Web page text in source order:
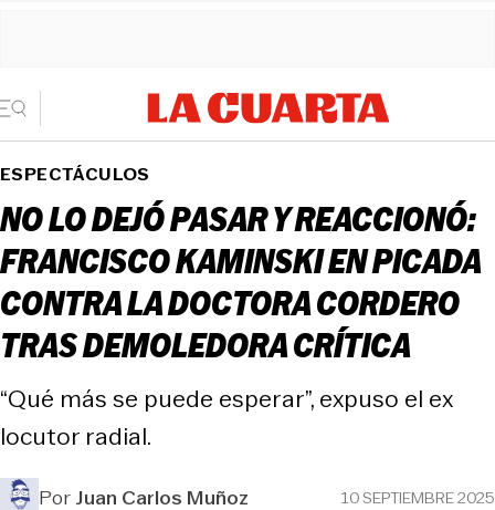
ESPECTÁCULOS
NO LO DEJÓ PASAR Y REACCIONÓ:
FRANCISCO KAMINSKI EN PICADA
CONTRA LA DOCTORA CORDERO
TRAS DEMOLEDORA CRÍTICA
“Qué más se puede esperar”, expuso el ex
locutor radial.
PorJuan Carlos Muñoz 10 SEPTIEMBRE 2025